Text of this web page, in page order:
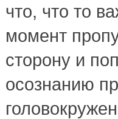
что, что то
момент
сторону и
осознанию